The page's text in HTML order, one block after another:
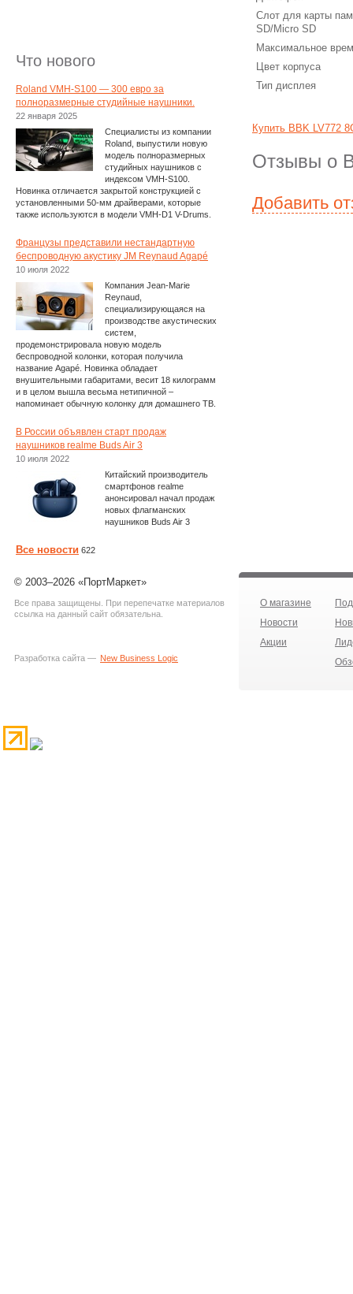
Слот для карты
SD/Micro SD
Максимальное
Цвет корпуса
Тип дисплея
Купить BBK LV772
Отзывы о
Добавить
Что нового
Roland VMH-S100 — 300 евро за
полноразмерные студийные наушники.
22 января 2025
Специалисты из компании
Roland, выпустили новую
модель полноразмерных
студийных наушников с
индексом VMH-S100.
Новинка отличается закрытой конструкцией с
установленными 50-мм драйверами, которые
также используются в модели VMH-D1 V-Drums.
Французы представили нестандартную
беспроводную акустику JM Reynaud Agapé
10 июля 2022
Компания Jean-Marie
Reynaud,
специализирующаяся на
производстве акустических
систем,
продемонстрировала новую модель
беспроводной колонки, которая получила
название Agapé. Новинка обладает
внушительными габаритами, весит 18 килограмм
и в целом вышла весьма нетипичной –
напоминает обычную колонку для домашнего ТВ.
В России объявлен старт продаж
наушников realme Buds Air 3
10 июля 2022
Китайский производитель
смартфонов realme
анонсировал начал продаж
новых флагманских
наушников Buds Air 3
Все новости 622
© 2003–2026 «ПортМаркет»
Все права защищены. При перепечатке материалов
ссылка на данный сайт обязательна.
Разработка сайта — New Business Logic
О магазине
Новости
Акции